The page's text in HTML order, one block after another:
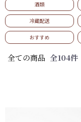
常温 0
￥0
酒類
冷蔵配送
おすすめ
全ての商品 全104件